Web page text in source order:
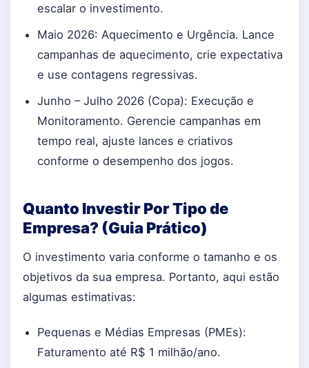
escalar o investimento.
Maio 2026: Aquecimento e Urgência. Lance
campanhas de aquecimento, crie expectativa
e use contagens regressivas.
Junho – Julho 2026 (Copa): Execução e
Monitoramento. Gerencie campanhas em
tempo real, ajuste lances e criativos
conforme o desempenho dos jogos.
Quanto Investir Por Tipo de
Empresa? (Guia Prático)
O investimento varia conforme o tamanho e os
objetivos da sua empresa. Portanto, aqui estão
algumas estimativas:
Pequenas e Médias Empresas (PMEs):
Faturamento até R$ 1 milhão/ano.